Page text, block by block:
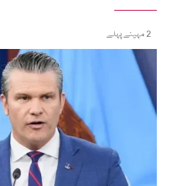
2 مہینے پہلے